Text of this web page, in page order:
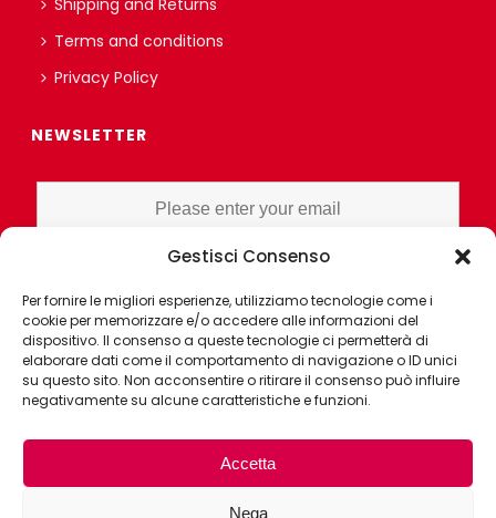
Gestisci Consenso
Per fornire le migliori esperienze, utilizziamo tecnologie come i
cookie per memorizzare e/o accedere alle informazioni del
dispositivo. Il consenso a queste tecnologie ci permetterà di
elaborare dati come il comportamento di navigazione o ID unici
su questo sito. Non acconsentire o ritirare il consenso può influire
negativamente su alcune caratteristiche e funzioni.
Accetta
Nega
Terms and conditions
Privacy Policy
NEWSLETTER
THE REGULATION AND GRANT CONSENT FOR PROFILING OR
MARKET RESEARCH PURPOSES ALSO WITH THE AID OF
ELECTRONIC INSTRUMENTS, AIMED AT ANALYZING HABITS OR
CONSUMER CHOICES OF THE INTERESTED PARTY